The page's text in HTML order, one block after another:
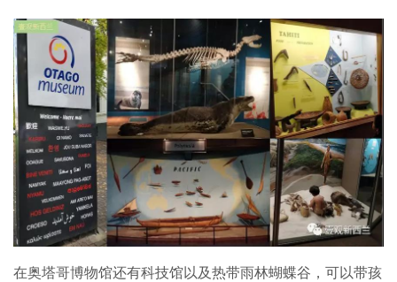
在奥塔哥博物馆还有科技馆以及热带雨林蝴蝶谷，可以带孩